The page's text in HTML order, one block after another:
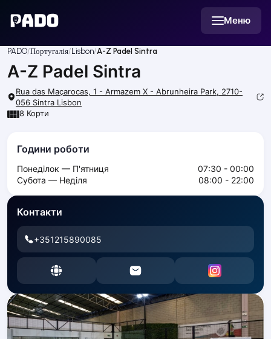
Меню
Українська
Русский
EnglishCities
Prague
Batumi
Kutaisi
Budapest
Arlamow
Bielsko-Biala
Bydgoszcz
Chojnice
Czestochowa
Dabrowa Gornicza
Elblag
Elk
Gdansk
PADO Португалія Lisbon A-Z Padel Sintra
A-Z Padel Sintra
Rua das Maçarocas, 1 - Armazem X - Abrunheira Park, 2710-
056 Sintra Lisbon
8 Корти
Години роботи
Понеділок — П'ятниця
07:30 - 00:00
Субота — Неділя
08:00 - 22:00
Контакти
+351215890085